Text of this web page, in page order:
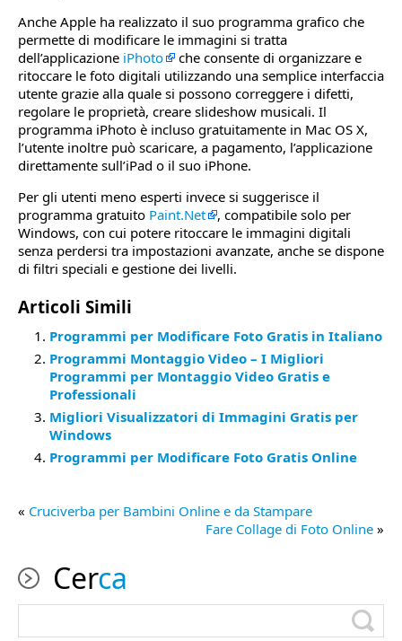
Anche Apple ha realizzato il suo programma grafico che
permette di modificare le immagini si tratta
dell’applicazione iPhoto
che consente di organizzare e
ritoccare le foto digitali utilizzando una semplice interfaccia
utente grazie alla quale si possono correggere i difetti,
regolare le proprietà, creare slideshow musicali. Il
programma iPhoto è incluso gratuitamente in Mac OS X,
l’utente inoltre può scaricare, a pagamento, l’applicazione
direttamente sull’iPad o il suo iPhone.
Per gli utenti meno esperti invece si suggerisce il
programma gratuito Paint.Net
, compatibile solo per
Windows, con cui potere ritoccare le immagini digitali
senza perdersi tra impostazioni avanzate, anche se dispone
di filtri speciali e gestione dei livelli.
Articoli Simili
Programmi per Modificare Foto Gratis in Italiano
Programmi Montaggio Video – I Migliori
Programmi per Montaggio Video Gratis e
Professionali
Migliori Visualizzatori di Immagini Gratis per
Windows
Programmi per Modificare Foto Gratis Online
« Cruciverba per Bambini Online e da Stampare
Fare Collage di Foto Online »
Cerca